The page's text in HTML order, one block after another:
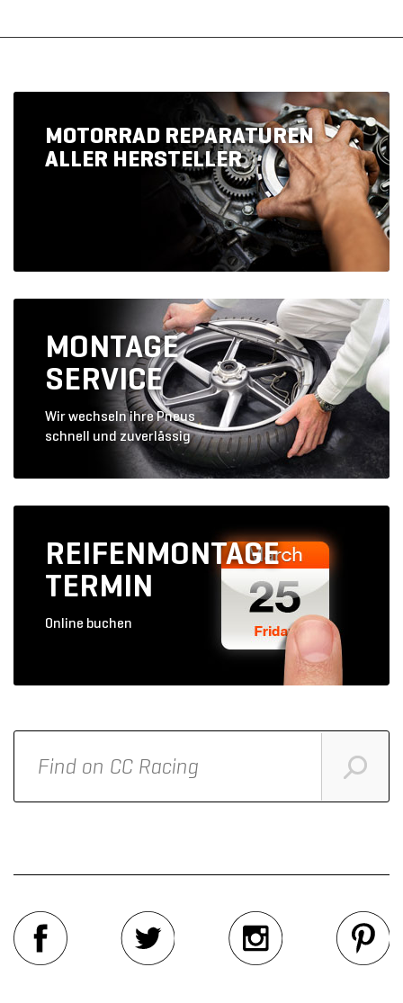
MOTORRAD REPARATUREN
ALLER HERSTELLER
MONTAGE
SERVICE
Wir wechseln ihre Pneus
schnell und zuverlässig
REIFENMONTAGE
TERMIN
Online buchen